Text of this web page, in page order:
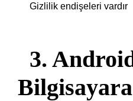
Gizlilik endişeleri vardır
3.